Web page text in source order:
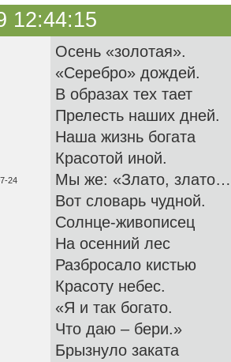
12:44:15
24
Осень «золотая».
«Серебро» дождей.
В образах тех тает
Прелесть наших дней.
Наша жизнь богата
Красотой иной.
Мы же: «Злато,
Вот словарь чудной.
Солнце-живописец
На осенний лес
Разбросало кистью
Красоту небес.
«Я и так богато.
Что даю – бери.»
Брызнуло заката